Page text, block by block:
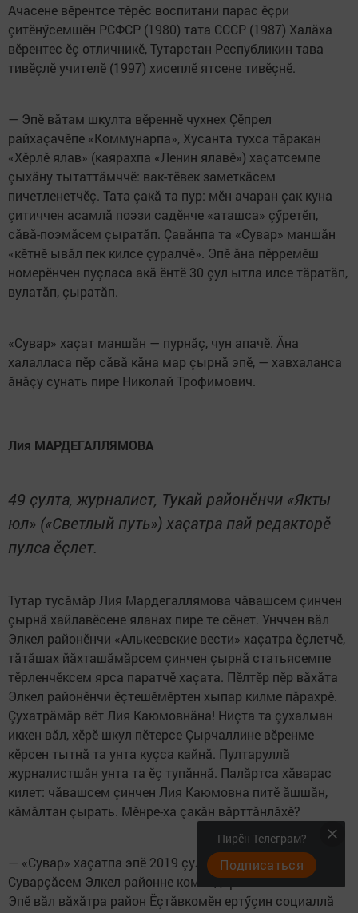
Ачасене вӗрентсе тӗрӗс воспитани парас ӗçри
çитӗнӳсемшӗн РСФСР (1980) тата СССР (1987) Халăха
вӗрентес ӗç отличникӗ, Тутарстан Республикин тава
тивӗçлӗ учителӗ (1997) хисеплӗ ятсене тивӗçнӗ.
— Эпӗ вăтам шкулта вӗреннӗ чухнех Çӗпрел
райхаçачӗпе «Коммунарпа», Хусанта тухса тăракан
«Хӗрлӗ ялав» (каярахпа «Ленин ялавӗ») хаçатсемпе
çыхăну тытаттăмччӗ: вак-тӗвек заметкăсем
пичетленетчӗç. Тата çакă та пур: мӗн ачаран çак куна
çитиччен асамлă поэзи садӗнче «аташса» çӳретӗп,
сăвă-поэмăсем çыратăп. Çавăнпа та «Сувар» маншăн
«кӗтнӗ ывăл пек килсе çуралчӗ». Эпӗ ăна пӗрремӗш
номерӗнчен пуçласа акă ӗнтӗ 30 çул ытла илсе тăратăп,
вулатăп, çыратăп.
«Сувар» хаçат маншăн — пурнăç, чун апачӗ. Ăна
халалласа пӗр сăвă кăна мар çырнă эпӗ, — хавхаланса
ăнăçу сунать пире Николай Трофимович.
Лия МАРДЕГАЛЛЯМОВА
49 çулта, журналист, Тукай районӗнчи «Якты
юл» («Светлый путь») хаçатра пай редакторӗ
пулса ӗçлет.
Тутар тусăмăр Лия Мардегаллямова чăвашсем çинчен
çырнă хайлавӗсене яланах пире те сӗнет. Унччен вăл
Элкел районӗнчи «Алькеевские вести» хаçатра ӗçлетчӗ,
тăтăшах йăхташăмăрсем çинчен çырнă статьясемпе
тӗрленчӗксем ярса паратчӗ хаçата. Пӗлтӗр пӗр вăхăта
Элкел районӗнчи ӗçтешӗмӗртен хыпар килме пăрахрӗ.
Çухатрăмăр вӗт Лия Каюмовнăна! Ниçта та çухалман
иккен вăл, хӗрӗ шкул пӗтерсе Çырчаллине вӗренме
кӗрсен тытнă та унта куçса кайнă. Пултаруллă
журналистшăн унта та ӗç тупăннă. Палăртса хăварас
килет: чăвашсем çинчен Лия Каюмовна питӗ ăшшăн,
кăмăлтан çырать. Мӗнре-ха çакăн вăрттăнлăхӗ?
— «Сувар» хаçатпа эпӗ 2019 çултанпа туслă.
Суварçăсем Элкел районне командировкăна пынăччӗ.
Эпӗ вăл вăхăтра район Ӗçтăвкомӗн ертӳçин социаллă
Пирӗн Телеграм?
Подписаться